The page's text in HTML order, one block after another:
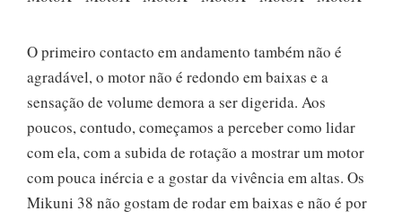
O primeiro contacto em andamento também não é
agradável, o motor não é redondo em baixas e a
sensação de volume demora a ser digerida. Aos
poucos, contudo, começamos a perceber como lidar
com ela, com a subida de rotação a mostrar um motor
com pouca inércia e a gostar da vivência em altas. Os
Mikuni 38 não gostam de rodar em baixas e não é por